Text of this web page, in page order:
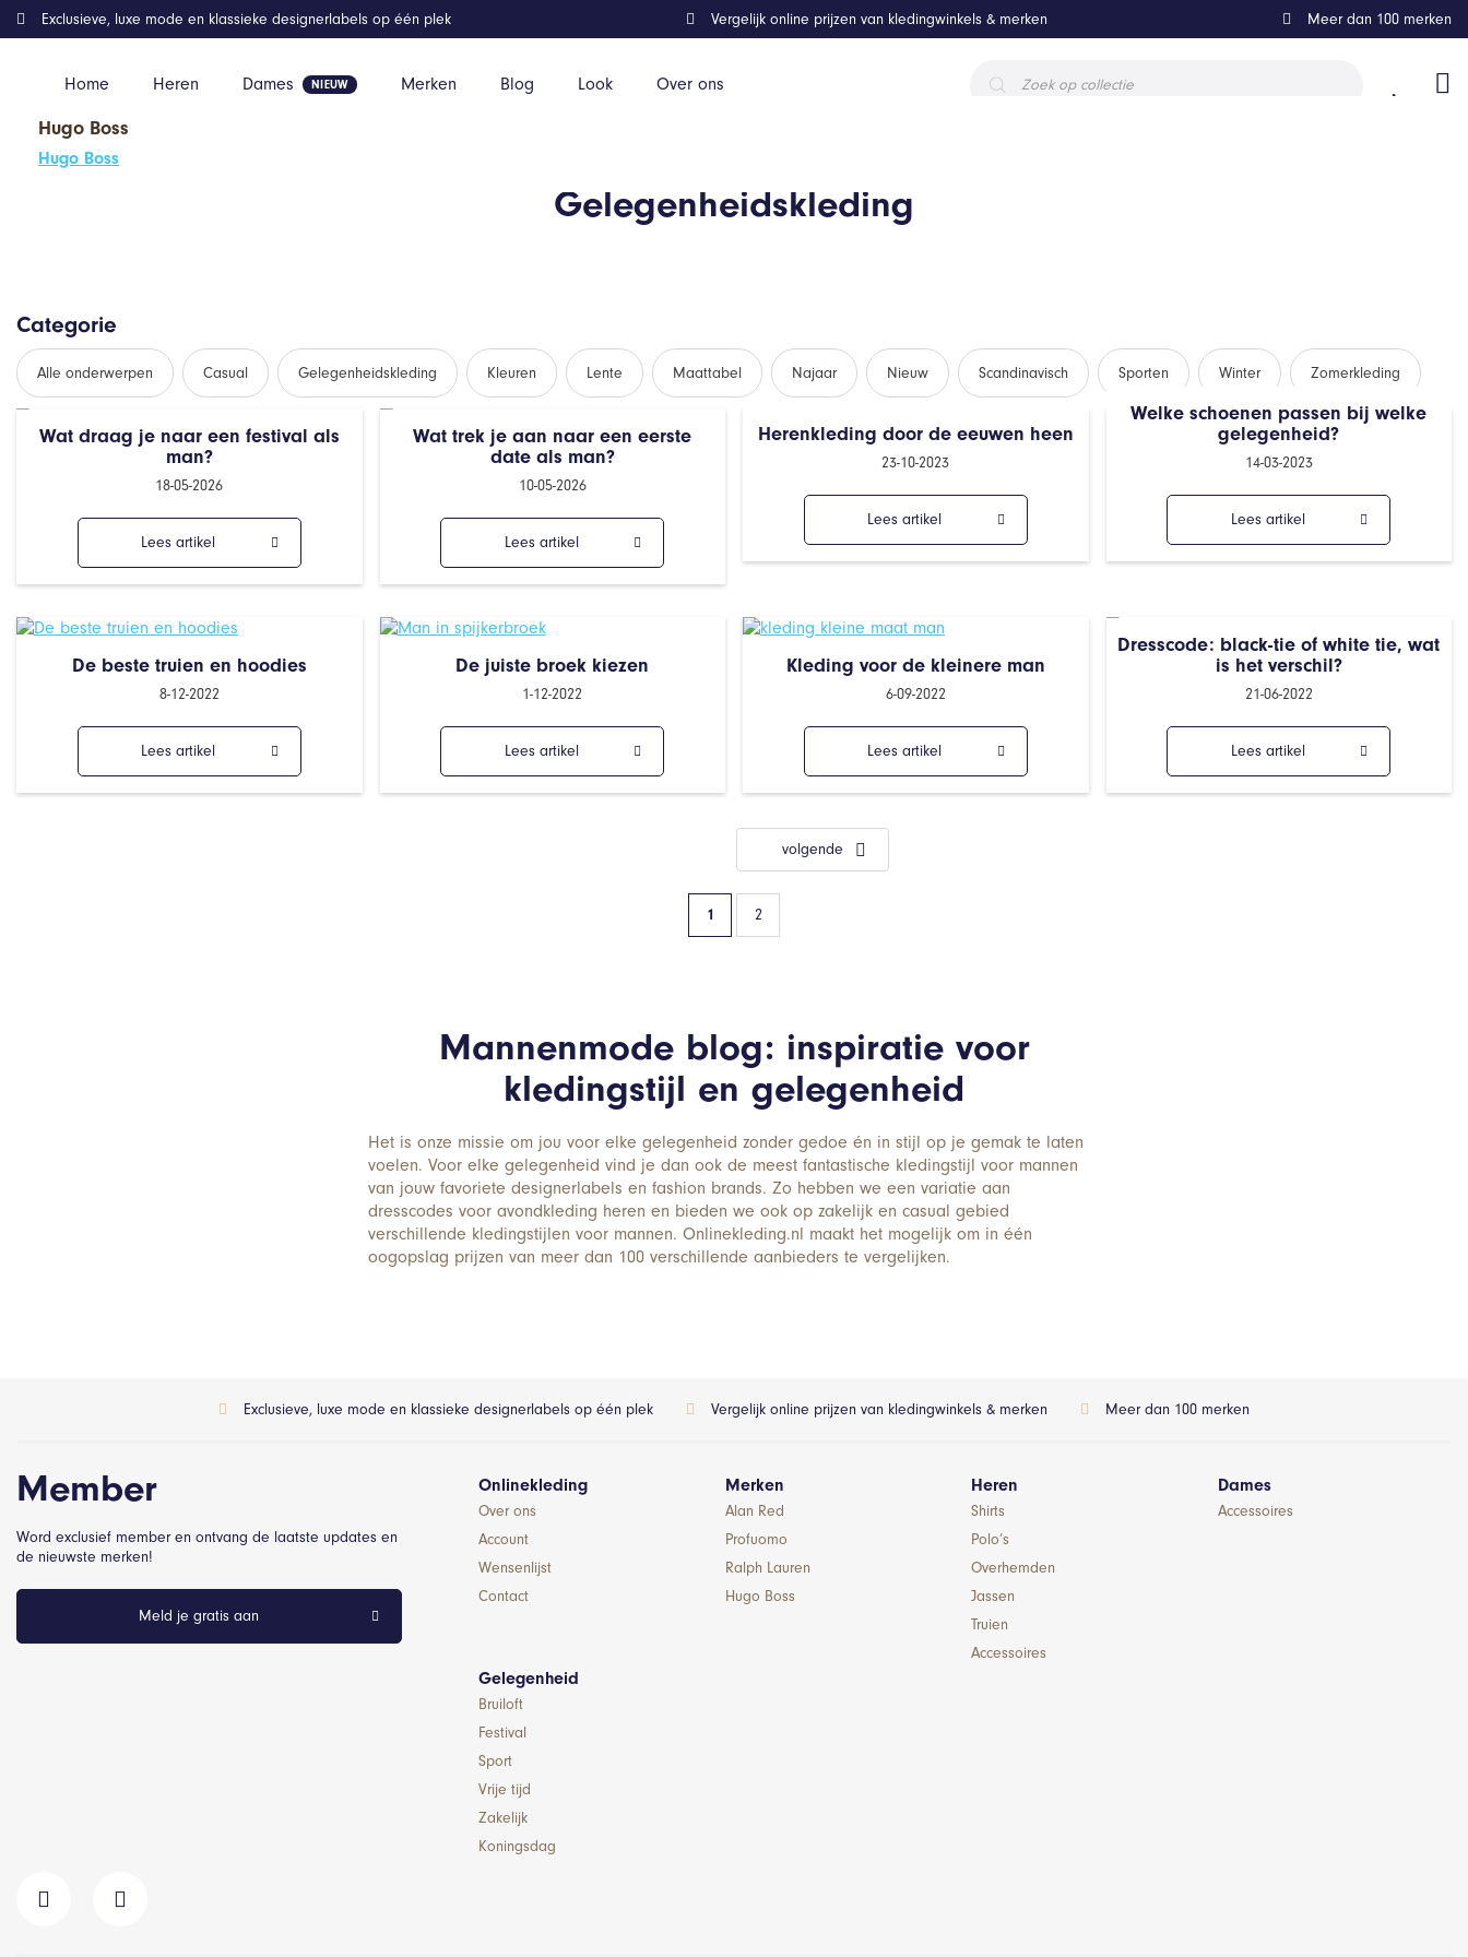
Home Heren Dames Merken Blog Look Over ons
zoeken
Exclusieve, luxe mode en klassieke designerlabels op één plek Vergelijk online prijzen van kledingwinkels & merken Meer dan 100 merken
Hugo Boss
Hugo Boss
Home Gelegenheidskleding
Gelegenheidskleding
Categorie
Alle onderwerpen Casual Gelegenheidskleding Kleuren Lente Maattabel Najaar Nieuw Scandinavisch Sporten Winter Zomerkleding
Wat draag je naar een festival als
man?
18-05-2026
Lees artikel
Wat trek je aan naar een eerste
date als man?
10-05-2026
Lees artikel
Herenkleding door de eeuwen heen
23-10-2023
Lees artikel
Welke schoenen passen bij welke
gelegenheid?
14-03-2023
Lees artikel
De beste truien en hoodies
8-12-2022
Lees artikel
De juiste broek kiezen
1-12-2022
Lees artikel
Kleding voor de kleinere man
6-09-2022
Lees artikel
Dresscode: black-tie of white tie, wat
is het verschil?
21-06-2022
Lees artikel
1 2
volgende
Mannenmode blog: inspiratie voor
kledingstijl en gelegenheid
Het is onze missie om jou voor elke gelegenheid zonder gedoe én in stijl op je gemak te laten
voelen. Voor elke gelegenheid vind je dan ook de meest fantastische kledingstijl voor mannen
van jouw favoriete designerlabels en fashion brands. Zo hebben we een variatie aan
dresscodes voor avondkleding heren en bieden we ook op zakelijk en casual gebied
verschillende kledingstijlen voor mannen. Onlinekleding.nl maakt het mogelijk om in één
oogopslag prijzen van meer dan 100 verschillende aanbieders te vergelijken.
Exclusieve, luxe mode en klassieke designerlabels op één plek Vergelijk online prijzen van kledingwinkels & merken Meer dan 100 merken
Member
Word exclusief member en ontvang de laatste updates en
de nieuwste merken!
Meld je gratis aan
Onlinekleding
Over ons
Account
Wensenlijst
Contact
Merken
Alan Red
Profuomo
Ralph Lauren
Hugo Boss
Heren
Shirts
Polo’s
Overhemden
Jassen
Truien
Accessoires
Dames
Accessoires
Gelegenheid
Bruiloft
Festival
Sport
Vrije tijd
Zakelijk
Koningsdag